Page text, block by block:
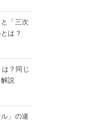
「三次
は？
は？同じ
説
」の違